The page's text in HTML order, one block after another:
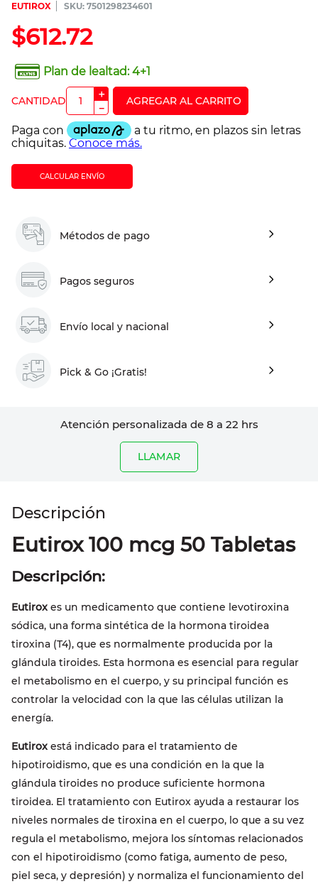
EUTIROX :7501298234601
$612.72
Plan de lealtad:4+1
＋
－
CALCULAR ENVÍO
Métodos de pago
Pagos seguros
Envío local y nacional
Pick & Go ¡Gratis!
Atención personalizada de 8 a 22 hrs
LLAMAR
Eutirox 100 mcg 50 Tabletas
Descripción:
Eutirox es un medicamento que contiene levotiroxina
sódica, una forma sintética de la hormona tiroidea
tiroxina (T4), que es normalmente producida por la
glándula tiroides. Esta hormona es esencial para regular
el metabolismo en el cuerpo, y su principal función es
controlar la velocidad con la que las células utilizan la
energía.
Eutirox está indicado para el tratamiento de
hipotiroidismo, que es una condición en la que la
glándula tiroides no produce suficiente hormona
tiroidea. El tratamiento con Eutirox ayuda a restaurar los
niveles normales de tiroxina en el cuerpo, lo que a su vez
regula el metabolismo, mejora los síntomas relacionados
con el hipotiroidismo (como fatiga, aumento de peso,
piel seca, y depresión) y normaliza el funcionamiento del